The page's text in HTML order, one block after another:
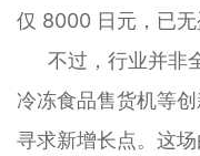
仅 8000 日元，已无
不过，行业并非
冷冻食品售货机等
寻求新增长点。这